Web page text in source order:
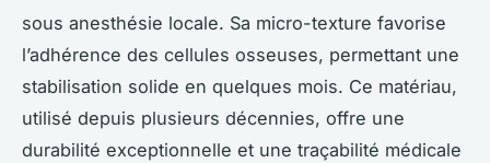
sous anesthésie locale. Sa micro-texture favorise
l’adhérence des cellules osseuses, permettant une
stabilisation solide en quelques mois. Ce matériau,
utilisé depuis plusieurs décennies, offre une
durabilité exceptionnelle et une traçabilité médicale